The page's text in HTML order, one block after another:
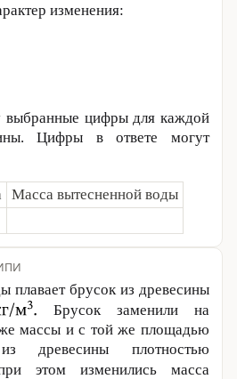
изменения:
выбранные цифры для каждой
Цифры в ответе могут
Масса вытесненной воды
плавает брусок из древесины
Брусок заменили на
массы и с той же площадью
древесины плотностью
этом изменились масса